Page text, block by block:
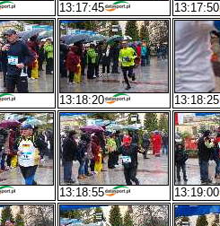
13:17:45 13:17:50
13:18:20 13:18:25
13:18:55 13:19:00